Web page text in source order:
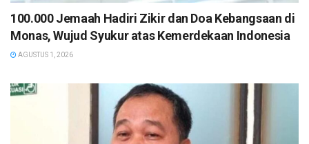
100.000 Jemaah Hadiri Zikir dan Doa Kebangsaan di
Monas, Wujud Syukur atas Kemerdekaan Indonesia
AGUSTUS 1, 2026